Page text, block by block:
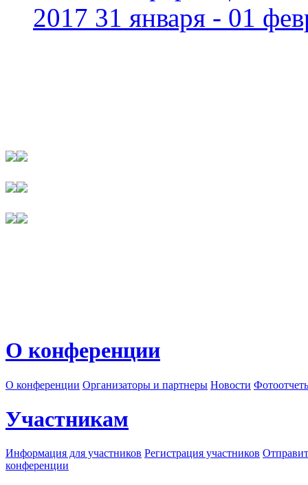
2017 31 января - 01
О конференции
О конференции Организаторы и партнеры Новости
Участникам
Информация для участников Регистрация участников
конференции